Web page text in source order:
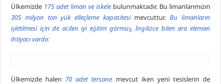
Ülkemizde 175 adet liman ve iskelebulunmaktadır. Bu limanlarımızın
305 milyon ton yük elleçleme kapasitesimevcuttur.Bu limanların
işletilmesi için de acilen iyi eğitim görmüş, İngilizce bilen ara eleman
ihtiyacı vardır.
Ülkemizde halen 70 adet tersane mevcut iken yeni tesislerin de